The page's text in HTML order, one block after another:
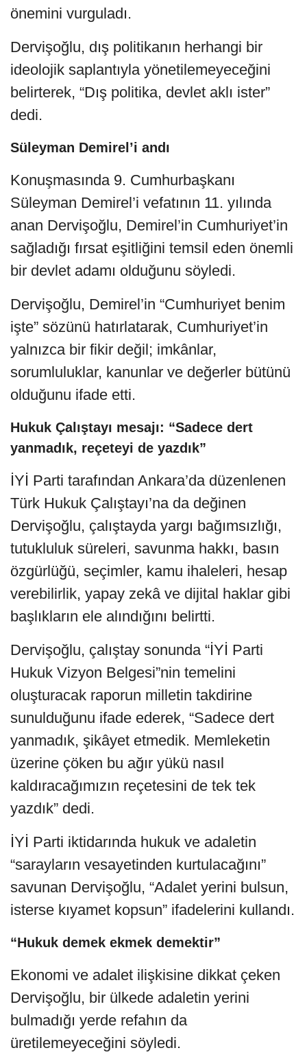
önemini vurguladı.
Dervişoğlu, dış politikanın herhangi bir
ideolojik saplantıyla yönetilemeyeceğini
belirterek, “Dış politika, devlet aklı ister”
dedi.
Süleyman Demirel’i andı
Konuşmasında 9. Cumhurbaşkanı
Süleyman Demirel’i vefatının 11. yılında
anan Dervişoğlu, Demirel’in Cumhuriyet’in
sağladığı fırsat eşitliğini temsil eden önemli
bir devlet adamı olduğunu söyledi.
Dervişoğlu, Demirel’in “Cumhuriyet benim
işte” sözünü hatırlatarak, Cumhuriyet’in
yalnızca bir fikir değil; imkânlar,
sorumluluklar, kanunlar ve değerler bütünü
olduğunu ifade etti.
Hukuk Çalıştayı mesajı: “Sadece dert
yanmadık, reçeteyi de yazdık”
İYİ Parti tarafından Ankara’da düzenlenen
Türk Hukuk Çalıştayı’na da değinen
Dervişoğlu, çalıştayda yargı bağımsızlığı,
tutukluluk süreleri, savunma hakkı, basın
özgürlüğü, seçimler, kamu ihaleleri, hesap
verebilirlik, yapay zekâ ve dijital haklar gibi
başlıkların ele alındığını belirtti.
Dervişoğlu, çalıştay sonunda “İYİ Parti
Hukuk Vizyon Belgesi”nin temelini
oluşturacak raporun milletin takdirine
sunulduğunu ifade ederek, “Sadece dert
yanmadık, şikâyet etmedik. Memleketin
üzerine çöken bu ağır yükü nasıl
kaldıracağımızın reçetesini de tek tek
yazdık” dedi.
İYİ Parti iktidarında hukuk ve adaletin
“sarayların vesayetinden kurtulacağını”
savunan Dervişoğlu, “Adalet yerini bulsun,
isterse kıyamet kopsun” ifadelerini kullandı.
“Hukuk demek ekmek demektir”
Ekonomi ve adalet ilişkisine dikkat çeken
Dervişoğlu, bir ülkede adaletin yerini
bulmadığı yerde refahın da
üretilemeyeceğini söyledi.